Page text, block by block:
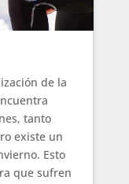
de la
tanto
existe un
Esto
que sufren